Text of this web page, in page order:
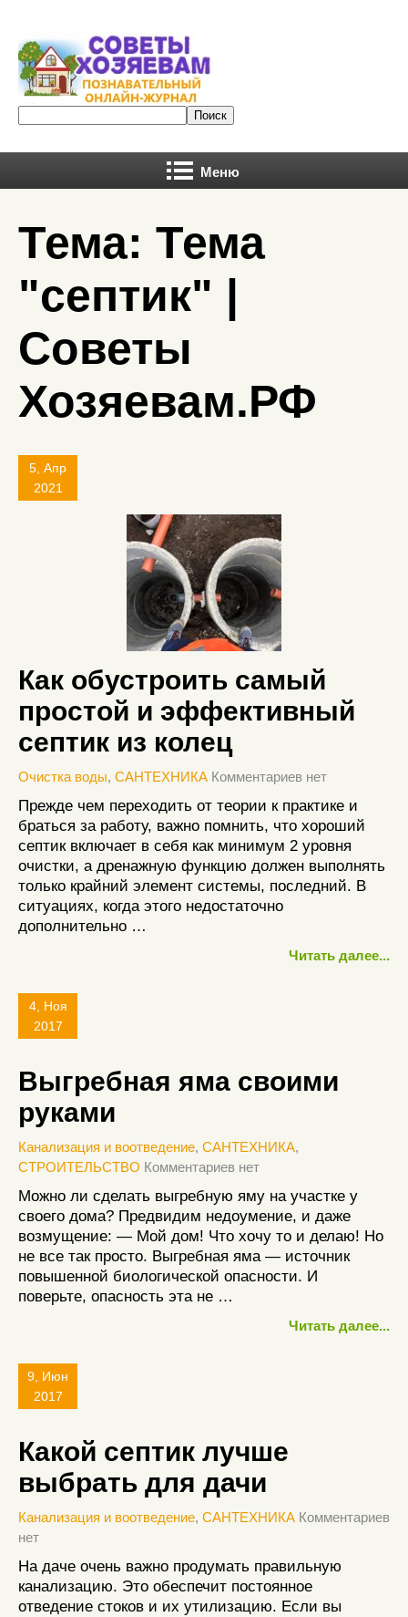
Меню
Тема: Тема
"септик" |
Советы
Хозяевам.РФ
5, Апр
2021
Как обустроить самый
простой и эффективный
септик из колец
Очистка воды, САНТЕХНИКА Комментариев нет
Прежде чем переходить от теории к практике и
браться за работу, важно помнить, что хороший
септик включает в себя как минимум 2 уровня
очистки, а дренажную функцию должен выполнять
только крайний элемент системы, последний. В
ситуациях, когда этого недостаточно
дополнительно …
Читать далее...
4, Ноя
2017
Выгребная яма своими
руками
Канализация и воотведение, САНТЕХНИКА,
СТРОИТЕЛЬСТВО Комментариев нет
Можно ли сделать выгребную яму на участке у
своего дома? Предвидим недоумение, и даже
возмущение: — Мой дом! Что хочу то и делаю! Но
не все так просто. Выгребная яма — источник
повышенной биологической опасности. И
поверьте, опасность эта не …
Читать далее...
9, Июн
2017
Какой септик лучше
выбрать для дачи
Канализация и воотведение, САНТЕХНИКА Комментариев
нет
На даче очень важно продумать правильную
канализацию. Это обеспечит постоянное
отведение стоков и их утилизацию. Если вы